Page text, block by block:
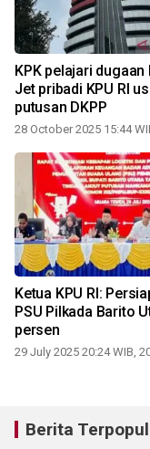
KPK pelajari dugaan
Jet pribadi KPU RI
putusan DKPP
28 October 2025 15:44
Ketua KPU RI:
PSU Pilkada Barito
persen
29 July 2025 20:24 WIB,
Berita